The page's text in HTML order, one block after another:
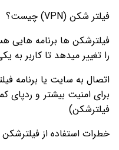
فیلتر شکن (VPN) چیست؟
را تغییر میدهد تا کاربر به
اتصال به سایت یا برنامه
برای امنیت بیشتر و ردپای
فیلترشکن)
خطرات استفاده از فیلترشکن